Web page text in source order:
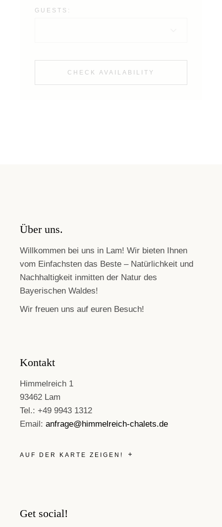
GUESTS:
CHECK AVAILABILITY
Über uns.
Willkommen bei uns in Lam! Wir bieten Ihnen
vom Einfachsten das Beste – Natürlichkeit und
Nachhaltigkeit inmitten der Natur des
Bayerischen Waldes!
Wir freuen uns auf euren Besuch!
Kontakt
Himmelreich 1
93462 Lam
Tel.: +49 9943 1312
Email: anfrage@himmelreich-chalets.de
AUF DER KARTE ZEIGEN!
Get social!